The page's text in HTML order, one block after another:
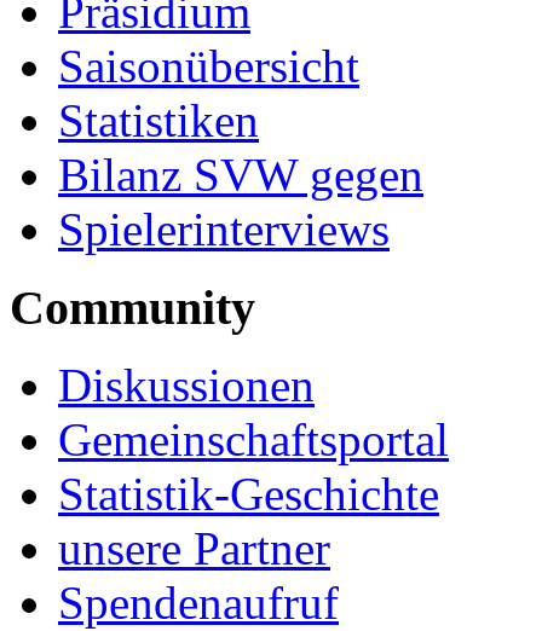
Präsidium
Saisonübersicht
Statistiken
Bilanz SVW gegen
Spielerinterviews
Community
Diskussionen
Gemeinschaftsportal
Statistik-Geschichte
unsere Partner
Spendenaufruf